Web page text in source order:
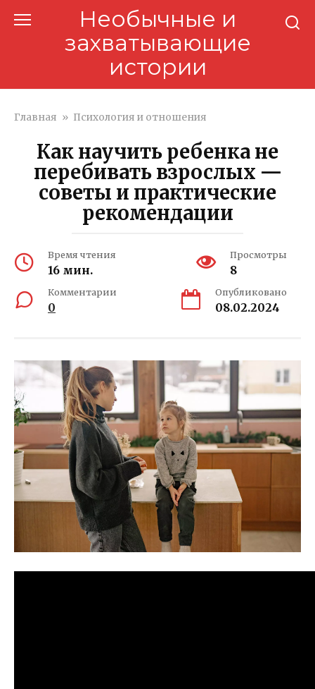
Необычные и
захватывающие
истории
Главная » Психология и отношения
Как научить ребенка не
перебивать взрослых —
советы и практические
рекомендации
Время чтения
16 мин.
Просмотры
8
Комментарии
0
Опубликовано
08.02.2024